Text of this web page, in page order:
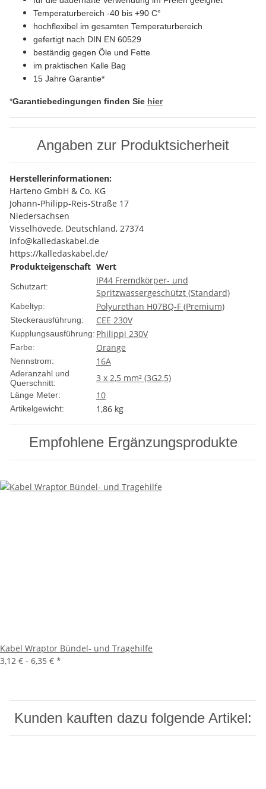
Temperaturbereich -40 bis +90 C°
hochflexibel im gesamten Temperaturbereich
gefertigt nach DIN EN 60529
beständig gegen Öle und Fette
im praktischen Kalle Bag
15 Jahre Garantie*
*Garantiebedingungen finden Sie hier
Angaben zur Produktsicherheit
Herstellerinformationen:
Harteno GmbH & Co. KG
Johann-Philipp-Reis-Straße 17
Niedersachsen
Visselhövede, Deutschland, 27374
info@kalledaskabel.de
https://kalledaskabel.de/
Produkteigenschaft Wert
Schutzart:
IP44 Fremdkörper- und
Spritzwassergeschützt (Standard)
Kabeltyp: Polyurethan H07BQ-F (Premium)
Steckerausführung: CEE 230V
Kupplungsausführung: Philippi 230V
Farbe: Orange
Nennstrom: 16A
Aderanzahl und
Querschnitt:
3 x 2,5 mm² (3G2,5)
Länge Meter: 10
Artikelgewicht: 1,86 kg
Empfohlene Ergänzungsprodukte
Kabel Wraptor Bündel- und Tragehilfe
3,12 € - 6,35 € *
Kunden kauften dazu folgende Artikel: